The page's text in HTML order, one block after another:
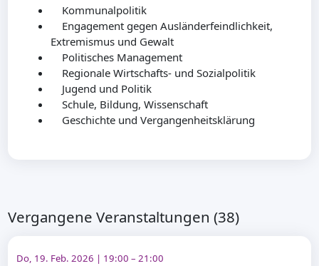
Kommunalpolitik
Engagement gegen Ausländerfeindlichkeit,
Extremismus und Gewalt
Politisches Management
Regionale Wirtschafts- und Sozialpolitik
Jugend und Politik
Schule, Bildung, Wissenschaft
Geschichte und Vergangenheitsklärung
Vergangene Veranstaltungen (38)
Do, 19. Feb. 2026 | 19:00 – 21:00